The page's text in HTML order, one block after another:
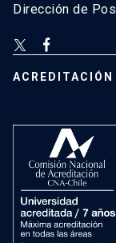
Dirección de
ACREDITACIÓN